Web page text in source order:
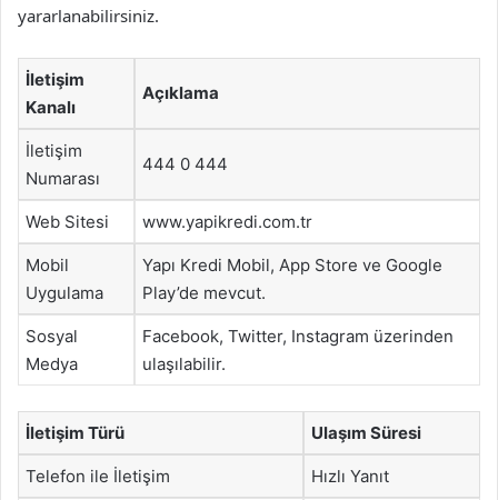
yararlanabilirsiniz.
İletişim
Kanalı
Açıklama
İletişim
Numarası
444 0 444
Web Sitesi www.yapikredi.com.tr
Mobil
Uygulama
Yapı Kredi Mobil, App Store ve Google
Play’de mevcut.
Sosyal
Medya
Facebook, Twitter, Instagram üzerinden
ulaşılabilir.
İletişim Türü Ulaşım Süresi
Telefon ile İletişim Hızlı Yanıt